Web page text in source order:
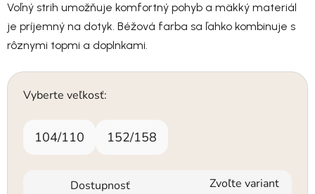
Voľný strih umožňuje komfortný pohyb a mäkký materiál
je príjemný na dotyk. Béžová farba sa ľahko kombinuje s
rôznymi topmi a doplnkami.
Vyberte veľkosť:
104/110 152/158
Dostupnosť Zvoľte variant